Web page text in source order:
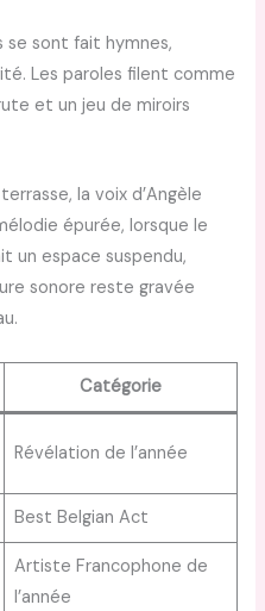
se sont fait hymnes,
Les paroles filent comme
et un jeu de miroirs
la voix d’Angèle
épurée, lorsque le
un espace suspendu,
sonore reste gravée
Catégorie
Révélation de l’année
Best Belgian Act
Artiste Francophone de
l’année